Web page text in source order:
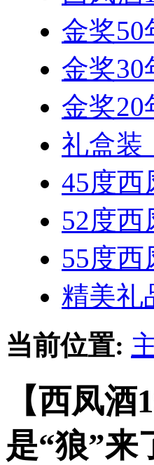
金奖50
金奖30
金奖20
礼盒装
45度西
52度西
55度西
精美礼
当前位置:
【西凤
是“狼”来